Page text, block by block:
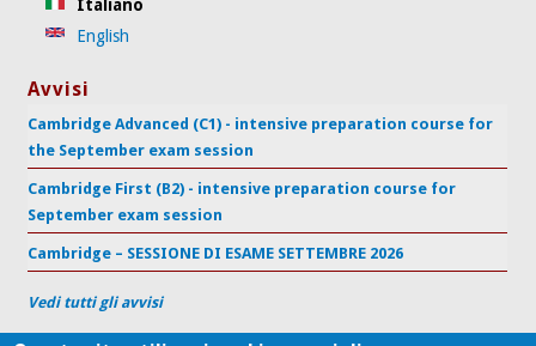
Italiano
English
Avvisi
Cambridge Advanced (C1) - intensive preparation course for
the September exam session
Cambridge First (B2) - intensive preparation course for
September exam session
Cambridge – SESSIONE DI ESAME SETTEMBRE 2026
Vedi tutti gli avvisi